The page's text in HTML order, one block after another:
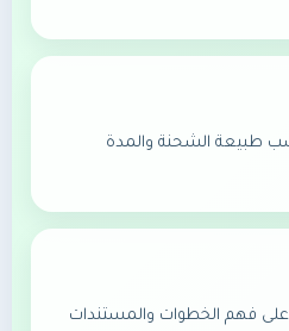
طبيعة الشحنة والمدة
فهم الخطوات والمستندات